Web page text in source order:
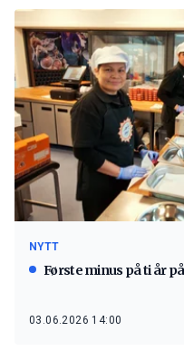
NYTT
Første minus på ti år
03.06.2026 14:00